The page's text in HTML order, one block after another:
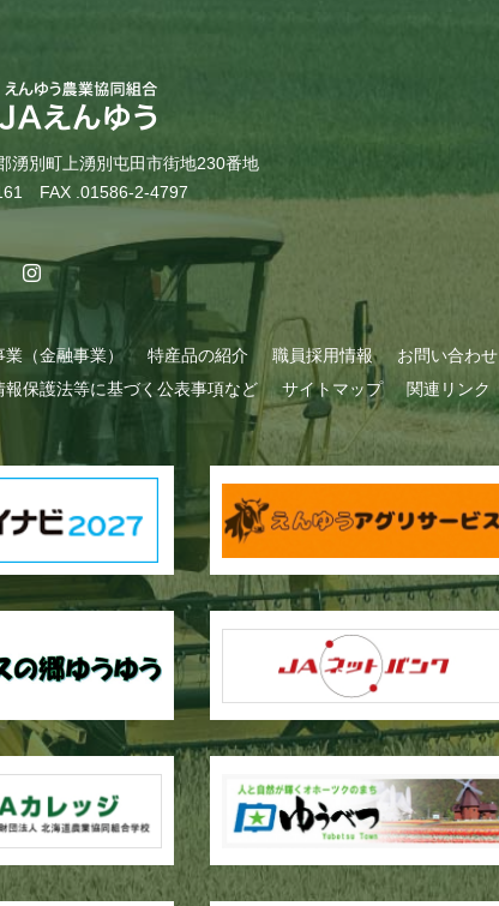
別町上湧別屯田市街地230番地
FAX .01586-2-4797
（金融事業） 特産品の紹介 職員採用情報
お問い合わせ
報保護法等に基づく公表事項など サイトマップ 関連リンク